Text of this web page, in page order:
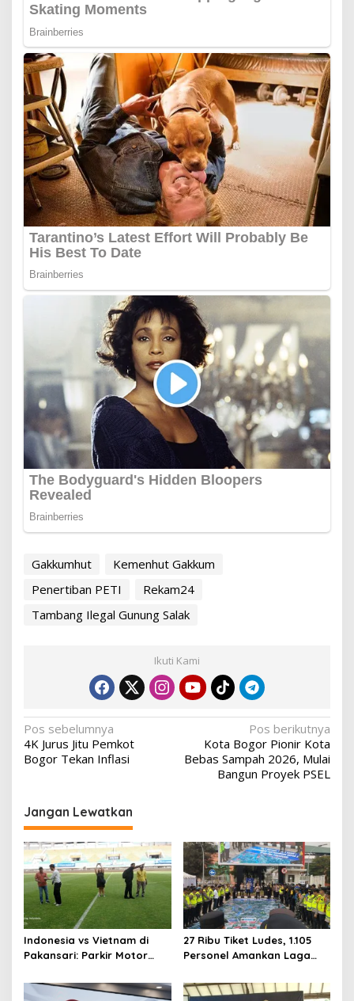
Gakkumhut
Kemenhut Gakkum
Penertiban PETI
Rekam24
Tambang Ilegal Gunung Salak
Ikuti Kami
Navigasi
pos
Pos sebelumnya
4K Jurus Jitu Pemkot
Bogor Tekan Inflasi
Pos berikutnya
Kota Bogor Pionir Kota
Bebas Sampah 2026, Mulai
Bangun Proyek PSEL
Jangan Lewatkan
Indonesia vs Vietnam di
Pakansari: Parkir Motor
Panahan
27 Ribu Tiket Ludes, 1.105
Personel Amankan Laga
Vietnam di Pakansari